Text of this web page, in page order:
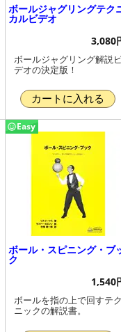
ボールジャグリングテク
カルビデオ
3,080
ボールジャグリング解説
デオの決定版！
カートに入れる
Easy
ボール・スピニング・ブ
ク
1,540
ボールを指の上で回すテク
ニックの解説書。